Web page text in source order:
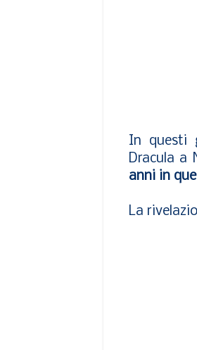
In questi
Dracula a
anni in
La